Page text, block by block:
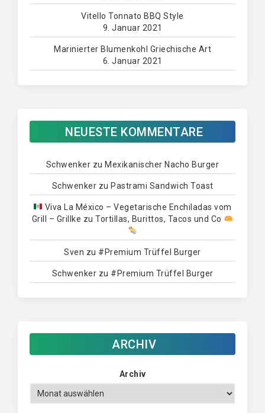
Vitello Tonnato BBQ Style
9. Januar 2021
Marinierter Blumenkohl Griechische Art
6. Januar 2021
NEUESTE KOMMENTARE
Schwenker zu Mexikanischer Nacho Burger
Schwenker zu Pastrami Sandwich Toast
Viva La México – Vegetarische Enchiladas vom
Grill – Grillke zuTortillas, Burittos, Tacos und Co
Sven zu #Premium Trüffel Burger
Schwenker zu #Premium Trüffel Burger
ARCHIV
Archiv